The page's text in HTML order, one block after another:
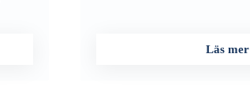
Läs mer